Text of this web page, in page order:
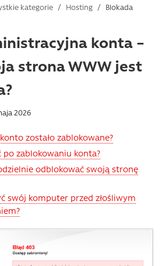
kategorie / Hosting / Blokada
konta –
strona WWW jest
2026
zostało zablokowane?
po zablokowaniu konta?
odblokować swoją stronę
swój komputer przed złośliwym